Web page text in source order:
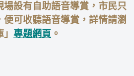
設有自助語音導賞，市民只
可收聽語音導賞，詳情請瀏
專題網頁 。